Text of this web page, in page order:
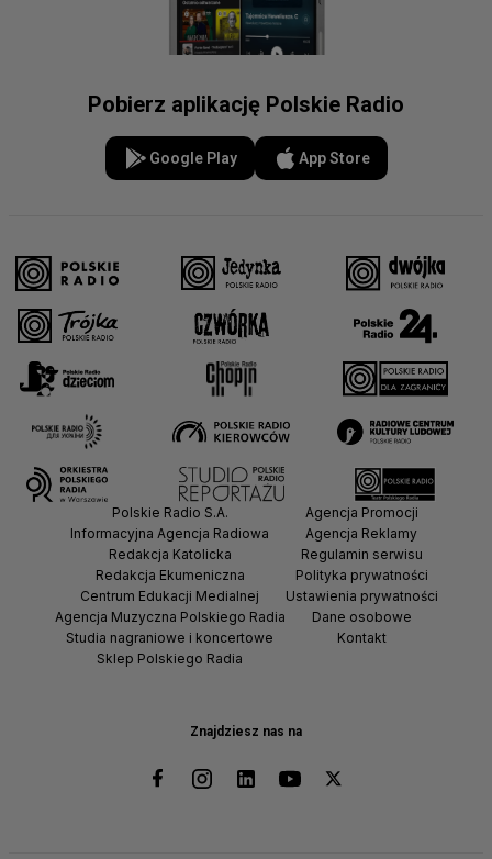
Pobierz aplikację Polskie Radio
Google Play App Store
Znajdziesz nas na
Polskie Radio S.A.
Informacyjna Agencja Radiowa
Redakcja Katolicka
Redakcja Ekumeniczna
Centrum Edukacji Medialnej
Agencja Muzyczna Polskiego Radia
Studia nagraniowe i koncertowe
Sklep Polskiego Radia
Agencja Promocji
Agencja Reklamy
Regulamin serwisu
Polityka prywatności
Ustawienia prywatności
Dane osobowe
Kontakt